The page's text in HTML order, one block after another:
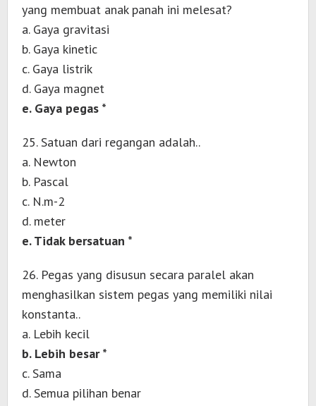
yang membuat anak panah ini melesat?
a. Gaya gravitasi
b. Gaya kinetic
c. Gaya listrik
d. Gaya magnet
e. Gaya pegas *
25. Satuan dari regangan adalah..
a. Newton
b. Pascal
c. N.m-2
d. meter
e. Tidak bersatuan *
26. Pegas yang disusun secara paralel akan
menghasilkan sistem pegas yang memiliki nilai
konstanta..
a. Lebih kecil
b. Lebih besar *
c. Sama
d. Semua pilihan benar